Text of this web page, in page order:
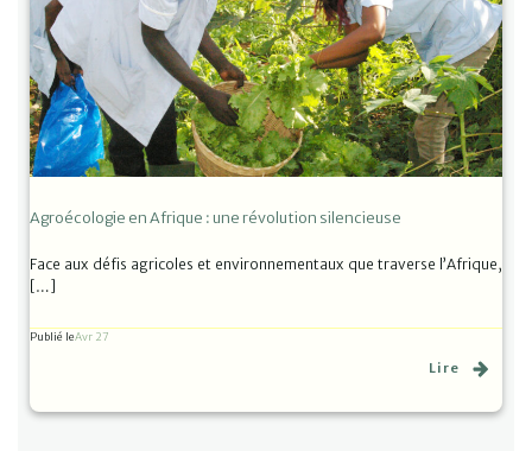
Agroécologie en Afrique : une révolution silencieuse
Face aux défis agricoles et environnementaux que traverse l’Afrique,
[…]
Publié leAvr 27
Lire